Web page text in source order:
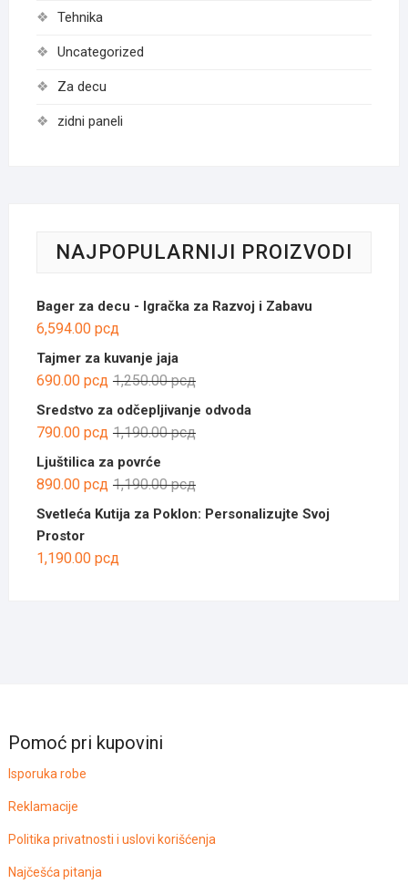
Tehnika
Uncategorized
Za decu
zidni paneli
NAJPOPULARNIJI PROIZVODI
Bager za decu - Igračka za Razvoj i Zabavu
6,594.00 рсд
Tajmer za kuvanje jaja
1,250.00рсдОригинална
цена
била:
690.00 рсд
Тренутна
цена
690.00 рсд.
Sredstvo za odčepljivanje odvoda
1,190.00рсдОригинална
била:
1,190.00 рсд.
790.00 рсд
Тренутна
790.00 рсд.
Ljuštilica za povrće
1,190.00рсдОригинална
цена
890.00 рсд
Тренутна
цена
Svetleća Kutija za Poklon: Personalizujte Svoj
Prostor
1,190.00 рсд
Pomoć pri kupovini
Isporuka robe
Reklamacije
Politika privatnosti i uslovi korišćenja
Najčešća pitanja